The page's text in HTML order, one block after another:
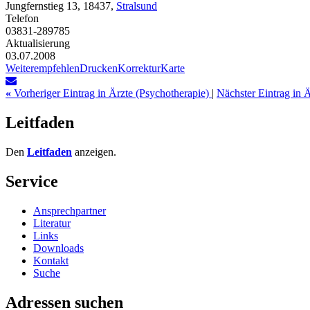
Jungfernstieg 13, 18437, Stralsund
Telefon
03831-289785
Aktualisierung
03.07.2008
WeiterempfehlenDruckenKorrekturKarte
« Vorheriger Eintrag in Ärzte (Psychotherapie) | Nächster Eintrag in
Leitfaden
Den Leitfaden anzeigen.
Service
Ansprechpartner
Literatur
Links
Downloads
Kontakt
Suche
Adressen suchen